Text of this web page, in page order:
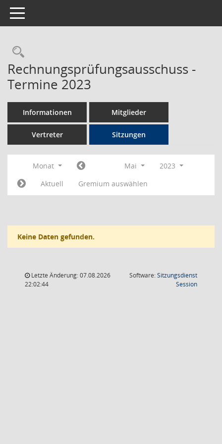
Toggle navigation
Rechercheauswahl
Rechnungsprüfungsausschuss -
Termine 2023
Informationen Mitglieder
Vertreter Sitzungen
Monat Mai
2023
Aktuell
Gremium auswählen
Keine Daten gefunden.
Letzte Änderung: 07.08.2026
22:02:44
Software:Sitzungsdienst
Session(Wird in